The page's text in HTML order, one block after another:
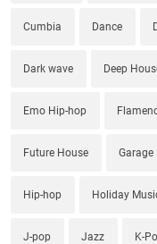
Cumbia Dance
Dark wave Deep
Emo Hip-hop
Future House Garage
Hip-hop Holiday
J-pop Jazz K-